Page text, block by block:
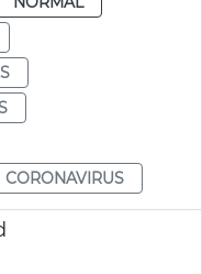
CORONAVIRUS